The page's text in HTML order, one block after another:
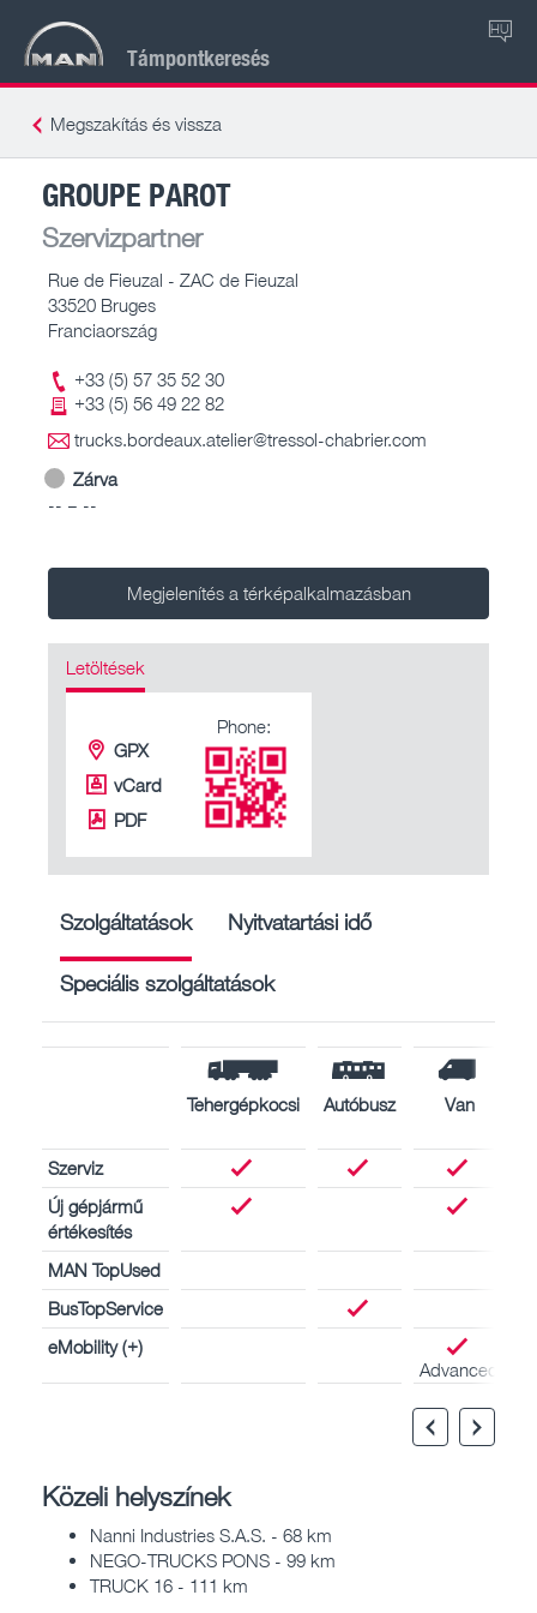
Támpontkeresés
HU
Megszakítás és vissza
GROUPE PAROT
Szervizpartner
Rue de Fieuzal - ZAC de Fieuzal
33520 Bruges
Franciaország
+33 (5) 57 35 52 30
+33 (5) 56 49 22 82
trucks.bordeaux.atelier@tressol-chabrier.com
Zárva
-- – --
Megjelenítés a térképalkalmazásban
Letöltések
GPX
vCard
PDF
Phone:
Szolgáltatások Nyitvatartási idő
Speciális szolgáltatások
Tehergépkocsi Autóbusz Van
Szerviz
Új gépjármű
értékesítés
MAN TopUsed
BusTopService
eMobility (+)
Advanced
Közeli helyszínek
Nanni Industries S.A.S. - 68 km
NEGO-TRUCKS PONS - 99 km
TRUCK 16 - 111 km